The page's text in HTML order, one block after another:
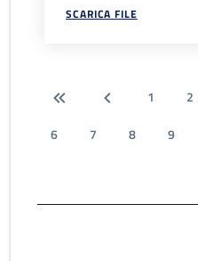
SCARICA FILE
1 2
6
7 8 9